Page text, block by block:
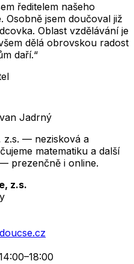
ředitelem našeho
Osobně jsem doučoval již
Oblast vzdělávání je
dělá obrovskou radost
daří.“
Jadrný
z.s. — nezisková a
matematiku a další
prezenčně i online.
z.s.